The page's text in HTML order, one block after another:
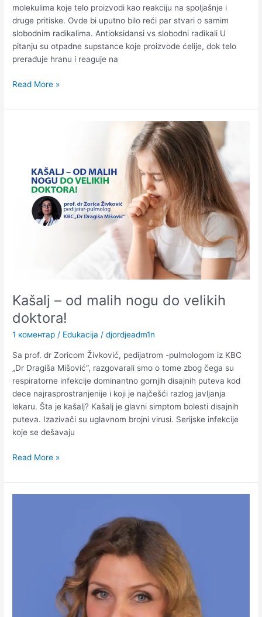
molekulima koje telo proizvodi kao reakciju na spoljašnje i
druge pritiske. Ovde bi uputno bilo reći par stvari o samim
slobodnim radikalima. Antioksidansi vs slobodni radikali U
pitanju su otpadne supstance koje proizvode ćelije, dok telo
prerađuje hranu i reaguje na
Read More »
Kašalj – od malih nogu do velikih
doktora!
1 коментар / Edukacija /djordjeadm1n
Sa prof. dr Zoricom Živković, pedijatrom -pulmologom iz KBC
„Dr Dragiša Mišović“, razgovarali smo o tome zbog čega su
respiratorne infekcije dominantno gornjih disajnih puteva kod
dece najrasprostranjenije i koji je najčešći razlog javljanja
lekaru. Šta je kašalj? Kašalj je glavni simptom bolesti disajnih
puteva. Izazivači su uglavnom brojni virusi. Serijske infekcije
koje se dešavaju
velikih
doktora!
Read More »